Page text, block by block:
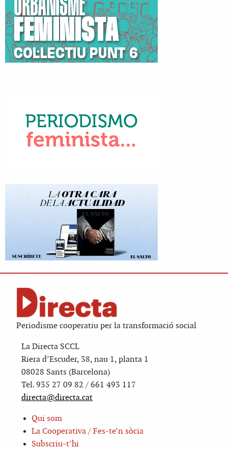
Periodisme cooperatiu per la transformació social
La Directa SCCL
Riera d’Escuder, 38, nau 1, planta 1
08028 Sants (Barcelona)
Tel. 935 27 09 82 / 661 493 117
directa@directa.cat
Qui som
La Cooperativa / Fes-te’n sòcia
Subscriu-t’hi